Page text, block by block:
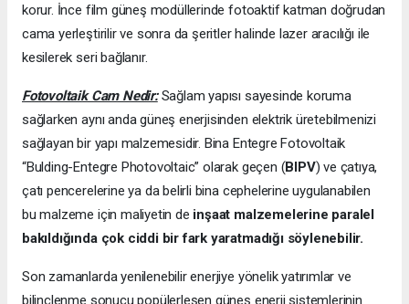
korur. İnce film güneş modüllerinde fotoaktif katman doğrudan
cama yerleştirilir ve sonra da şeritler halinde lazer aracılığı ile
kesilerek seri bağlanır.
Fotovoltaik Cam Nedir:Sağlam yapısı sayesinde koruma
sağlarken aynı anda güneş enerjisinden elektrik üretebilmenizi
sağlayan bir yapı malzemesidir. Bina Entegre Fotovoltaik
“Bulding-Entegre Photovoltaic” olarak geçen (BIPV) ve çatıya,
çatı pencerelerine ya da belirli bina cephelerine uygulanabilen
bu malzeme için maliyetin de inşaat malzemelerine paralel
bakıldığında çok ciddi bir fark yaratmadığı söylenebilir.
Son zamanlarda yenilenebilir enerjiye yönelik yatırımlar ve
bilinçlenme sonucu popülerleşen güneş enerji sistemlerinin